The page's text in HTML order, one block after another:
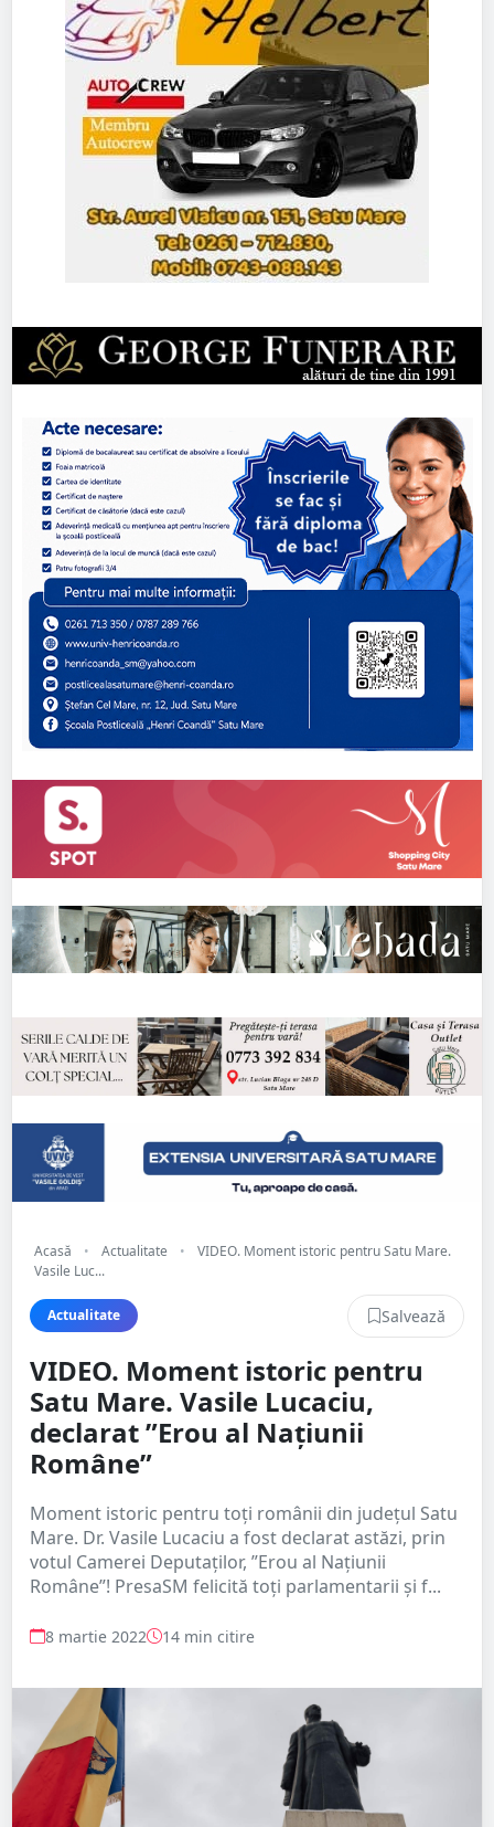
Acasă • Actualitate •
VIDEO. Moment istoric pentru Satu Mare.
Vasile Luc...
Actualitate Salvează
VIDEO. Moment istoric pentru
Satu Mare. Vasile Lucaciu,
declarat ”Erou al Națiunii
Române”
Moment istoric pentru toți românii din județul Satu
Mare. Dr. Vasile Lucaciu a fost declarat astăzi, prin
votul Camerei Deputaților, ”Erou al Națiunii
Române”! PresaSM felicită toți parlamentarii și f...
8 martie 2022 14 min citire